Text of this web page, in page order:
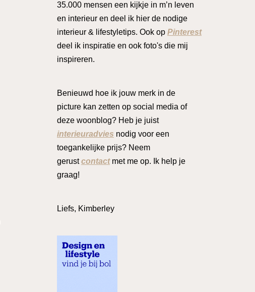
35.000 mensen een kijkje in m’n leven
en interieur en deel ik hier de nodige
interieur & lifestyletips. Ook op Pinterest
deel ik inspiratie en ook foto's die mij
inspireren.
Benieuwd hoe ik jouw merk in de
picture kan zetten op social media of
deze woonblog? Heb je juist
interieuradvies nodig voor een
toegankelijke prijs? Neem
gerustcontactmet me op. Ik help je
graag!
Liefs, Kimberley